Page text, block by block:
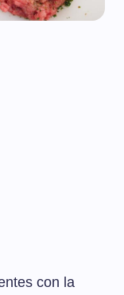
con la